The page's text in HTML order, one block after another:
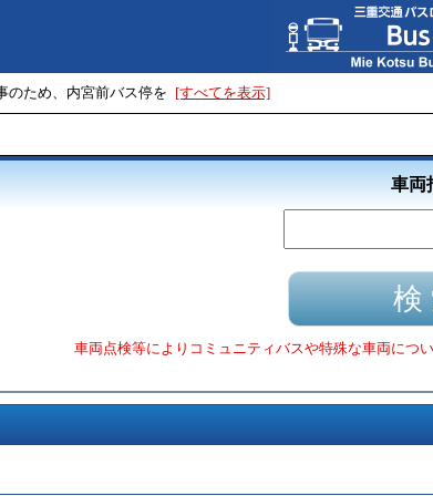
のため、内宮前バス停を [すべてを表示]
車両
車両点検等によりコミュニティバスや特殊な車両につ